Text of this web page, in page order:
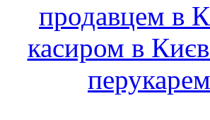
продавцем в
касиром в